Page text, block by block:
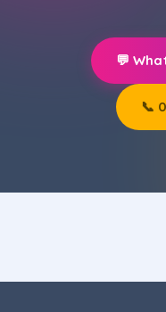
💬
📞